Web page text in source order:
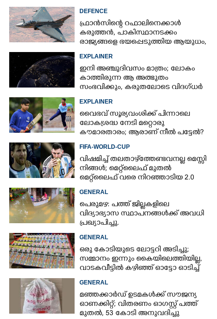
DEFENCE
ഫ്രാൻസിന്റെ റഫാലിനെക്കാൾ
കരുത്തൻ,​ പാകിസ്ഥാനടക്കം
രാജ്യങ്ങളെ ഭയപ്പെടുത്തിയ ആയുധം,​
EXPLAINER
ഇനി അഞ്ചുദിവസം മാത്രം; ലോകം
കാത്തിരുന്ന ആ അത്ഭുതം
സംഭവിക്കും, കരുതലോടെ വിദഗ്ധർ
EXPLAINER
വൈഭവ് സൂര്യവംശിക്ക് പിന്നാലെ
ലോകശ്രദ്ധ നേടി മറ്റൊരു
കൗമാരതാരം; ആരാണ് നീൽ പട്ടേൽ?
FIFA-WORLD-CUP
വിഷമിച്ച് തലതാഴ്‌ത്തേണ്ടവനല്ല മെസ്സി
നിങ്ങള്‍; മെറ്റ്‌ലൈഫ് മുതല്‍
മെറ്റ്‌ലൈഫ് വരെ നിറഞ്ഞാടിയ 2.0
GENERAL
പെരുമഴ: പത്ത് ജില്ലകളിലെ
വിദ്യാഭ്യാസ സ്ഥാപനങ്ങൾക്ക് അവധി
പ്രഖ്യാപിച്ചു.
GENERAL
ഒരു കോടിയുടെ ലോട്ടറി അടിച്ചു;
സമ്മാനം ഇന്നും കൈയിലെത്തിയില്ല,
വാടകവീട്ടിൽ കഴിഞ്ഞ് ഓട്ടോ ഓടിച്ച്
GENERAL
മഞ്ഞക്കാർഡ് ഉടമകൾക്ക് സൗജന്യ
ഓണക്കിറ്റ്; വിതരണം ഓഗസ്റ്റ് പത്ത്
മുതൽ, 53 കോടി അനുവദിച്ചു
Share this link
Copy Link